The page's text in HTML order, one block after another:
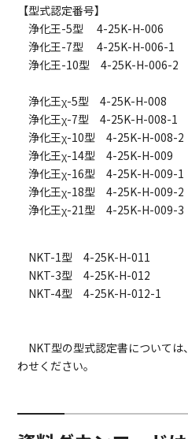
【型式認定番号】
浄化王-5型 4-25K-H-006
浄化王-7型 4-25K-H-006-1
浄化王-10型 4-25K-H-006-2
浄化王χ-5型 4-25K-H-008
浄化王χ-7型 4-25K-H-008-1
浄化王χ-10型 4-25K-H-008-2
浄化王χ-14型 4-25K-H-009
浄化王χ-16型 4-25K-H-009-1
浄化王χ-18型 4-25K-H-009-2
浄化王χ-21型 4-25K-H-009-3
NKT-1型 4-25K-H-011
NKT-3型 4-25K-H-012
NKT-4型 4-25K-H-012-1
NKT型の型式認定書については
わせください。